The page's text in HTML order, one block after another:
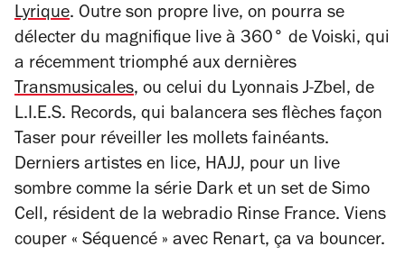
Lyrique. Outre son propre live, on pourra se
délecter du magnifique live à 360° de Voiski, qui
a récemment triomphé aux dernières
Transmusicales, ou celui du Lyonnais J-Zbel, de
L.I.E.S. Records, qui balancera ses flèches façon
Taser pour réveiller les mollets fainéants.
Derniers artistes en lice, HAJJ, pour un live
sombre comme la série Dark et un set de Simo
Cell, résident de la webradio Rinse France. Viens
couper « Séquencé » avec Renart, ça va bouncer.